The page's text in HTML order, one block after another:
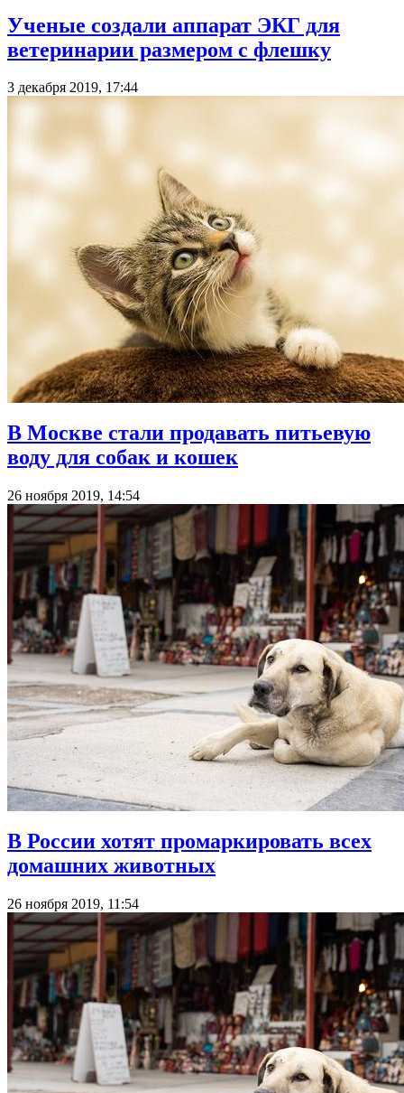
Ученые создали аппарат ЭКГ для
ветеринарии размером с флешку
3 декабря 2019, 17:44
В Москве стали продавать питьевую
воду для собак и кошек
26 ноября 2019, 14:54
В России хотят промаркировать всех
домашних животных
26 ноября 2019, 11:54